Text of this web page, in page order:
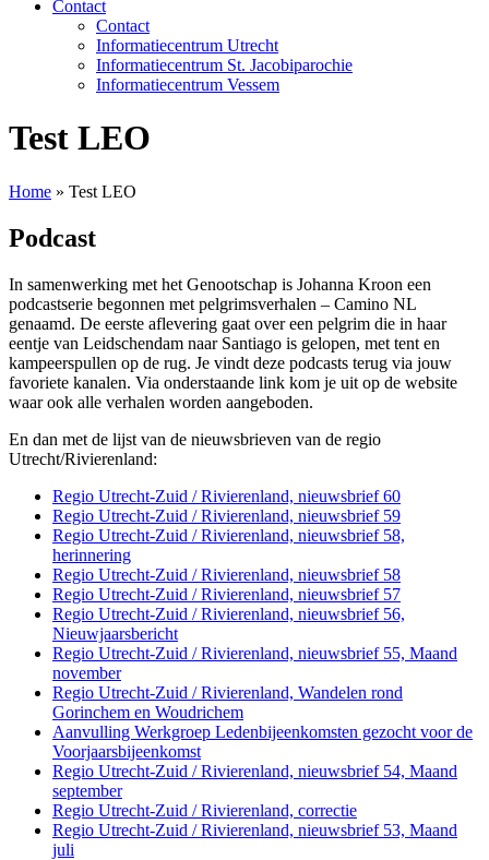
Contact
Contact
Informatiecentrum Utrecht
Informatiecentrum St. Jacobiparochie
Informatiecentrum Vessem
Test LEO
Home » Test LEO
Podcast
In samenwerking met het Genootschap is Johanna Kroon een
podcastserie begonnen met pelgrimsverhalen – Camino NL
genaamd. De eerste aflevering gaat over een pelgrim die in haar
eentje van Leidschendam naar Santiago is gelopen, met tent en
kampeerspullen op de rug. Je vindt deze podcasts terug via jouw
favoriete kanalen. Via onderstaande link kom je uit op de website
waar ook alle verhalen worden aangeboden.
En dan met de lijst van de nieuwsbrieven van de regio
Utrecht/Rivierenland:
Regio Utrecht-Zuid / Rivierenland, nieuwsbrief 60
Regio Utrecht-Zuid / Rivierenland, nieuwsbrief 59
Regio Utrecht-Zuid / Rivierenland, nieuwsbrief 58,
herinnering
Regio Utrecht-Zuid / Rivierenland, nieuwsbrief 58
Regio Utrecht-Zuid / Rivierenland, nieuwsbrief 57
Regio Utrecht-Zuid / Rivierenland, nieuwsbrief 56,
Nieuwjaarsbericht
Regio Utrecht-Zuid / Rivierenland, nieuwsbrief 55, Maand
november
Regio Utrecht-Zuid / Rivierenland, Wandelen rond
Gorinchem en Woudrichem
Aanvulling Werkgroep Ledenbijeenkomsten gezocht voor de
Voorjaarsbijeenkomst
Regio Utrecht-Zuid / Rivierenland, nieuwsbrief 54, Maand
september
Regio Utrecht-Zuid / Rivierenland, correctie
Regio Utrecht-Zuid / Rivierenland, nieuwsbrief 53, Maand
juli